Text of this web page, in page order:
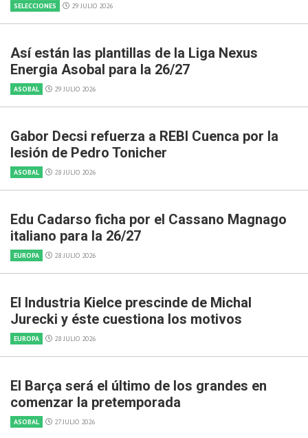
SELECCIONES 29 JULIO 2026
Así están las plantillas de la Liga Nexus
Energia Asobal para la 26/27
ASOBAL 29 JULIO 2026
Gabor Decsi refuerza a REBI Cuenca por la
lesión de Pedro Tonicher
ASOBAL 28 JULIO 2026
Edu Cadarso ficha por el Cassano Magnago
italiano para la 26/27
EUROPA 28 JULIO 2026
El Industria Kielce prescinde de Michal
Jurecki y éste cuestiona los motivos
EUROPA 28 JULIO 2026
El Barça será el último de los grandes en
comenzar la pretemporada
ASOBAL 27 JULIO 2026